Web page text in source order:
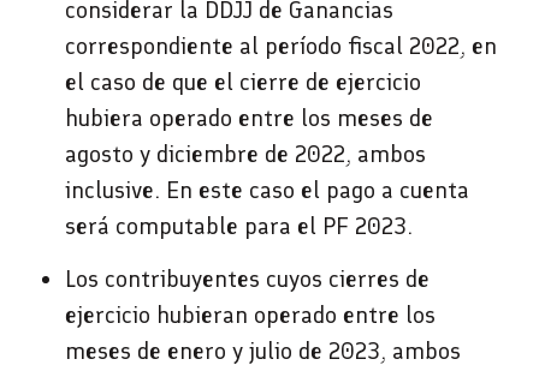
considerar la DDJJ de Ganancias
correspondiente al período fiscal 2022, en
el caso de que el cierre de ejercicio
hubiera operado entre los meses de
agosto y diciembre de 2022, ambos
inclusive. En este caso el pago a cuenta
será computable para el PF 2023.
Los contribuyentes cuyos cierres de
ejercicio hubieran operado entre los
meses de enero y julio de 2023, ambos